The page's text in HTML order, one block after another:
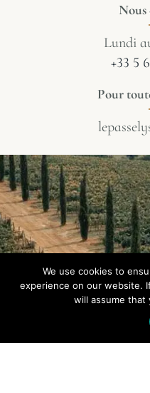
Lundi
+33 5
Pour
We use cookies to
experience on our website.
will assume that